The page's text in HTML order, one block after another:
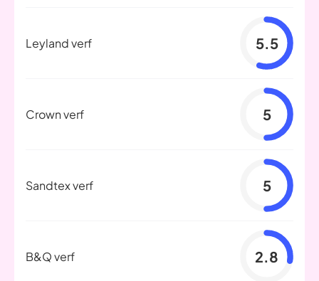
Leyland verf 5.5
Crown verf 5
Sandtex verf 5
B&Q verf 2.8